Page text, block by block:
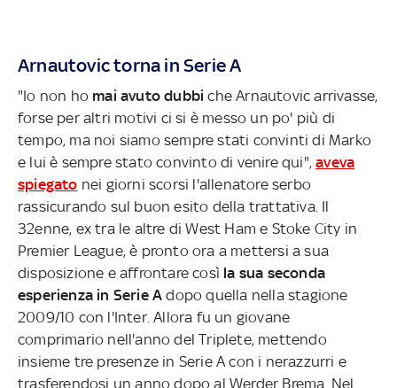
Arnautovic torna in Serie A
"Io non ho mai avuto dubbiche Arnautovic arrivasse,
forse per altri motivi ci si è messo un po' più di
tempo, ma noi siamo sempre stati convinti di Marko
e lui è sempre stato convinto di venire qui",aveva
spiegato nei giorni scorsi l'allenatore serbo
rassicurando sul buon esito della trattativa. Il
32enne, ex tra le altre di West Ham e Stoke City in
Premier League, è pronto ora a mettersi a sua
disposizione e affrontare così la sua seconda
esperienza in Serie A dopo quella nella stagione
2009/10 con l'Inter. Allora fu un giovane
comprimario nell'anno del Triplete, mettendo
insieme tre presenze in Serie A con i nerazzurri e
trasferendosi un anno dopo al Werder Brema. Nel